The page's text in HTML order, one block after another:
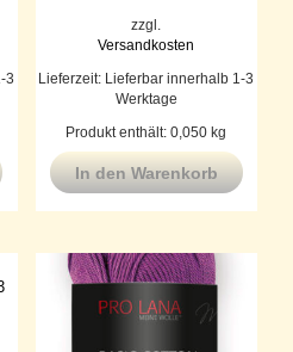
3
zzgl.
Versandkosten
Lieferzeit: Lieferbar innerhalb 1-3
Werktage
Produkt enthält: 0,050 kg
In den Warenkorb